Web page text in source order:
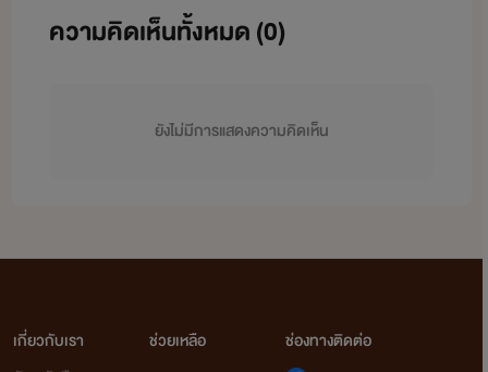
ความคิดเห็นทั้งหมด (0)
ยังไม่มีการแสดงความคิดเห็น
เกี่ยวกับเรา
ช่วยเหลือ
ช่องทางติดต่อ